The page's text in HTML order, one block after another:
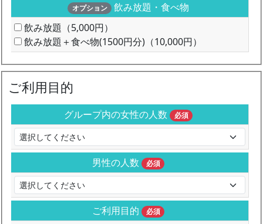
オプション
飲み放題・食べ物
飲み放題（5,000円）
飲み放題＋食べ物(1500円分)（10,000円）
ご利用目的
グループ内の女性の人数 必須
男性の人数 必須
ご利用目的 必須